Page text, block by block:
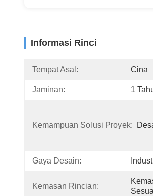
Informasi Rinci
Tempat Asal: Cina
Jaminan: 1
Kemampuan Solusi Proyek:
Gaya Desain:
Kemasan Rincian: